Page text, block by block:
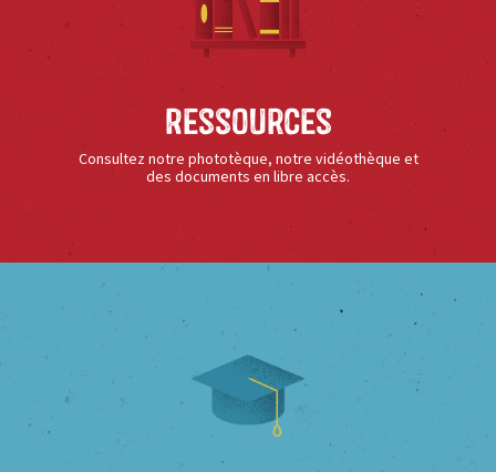
Ressources
Consultez notre phototèque, notre vidéothèque et
des documents en libre accès.